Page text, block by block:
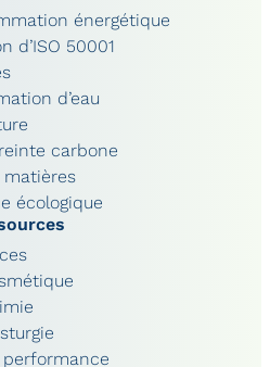
énergétique
d’ISO 50001
d’eau
carbone
matières
écologique